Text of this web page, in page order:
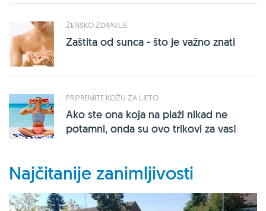
ŽENSKO ZDRAVLJE
Zaštita od sunca - što je važno znati
PRIPREMITE KOŽU ZA LJETO
Ako ste ona koja na plaži nikad ne
potamni, onda su ovo trikovi za vas!
Najčitanije zanimljivosti